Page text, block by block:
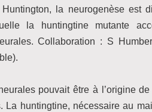
la neurogenèse est
la huntingtine mutante
Collaboration : S
pouvait être à l’origine de
La huntingtine, nécessaire au